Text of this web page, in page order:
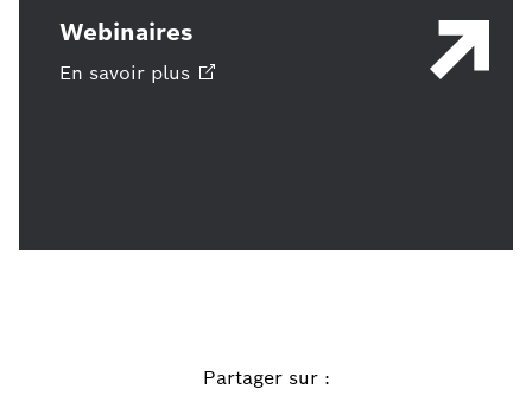
Webinaires
En savoir plus
Partager sur :